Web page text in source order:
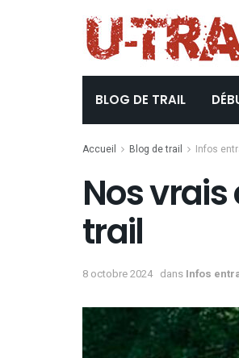
BLOG DE TRAIL
Accueil Blog de trail Infos
Nos
trail
8 octobre 2024 dans Infos